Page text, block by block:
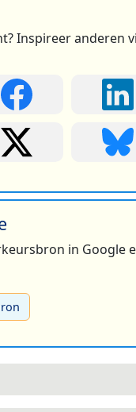
Inspireer anderen
in Google